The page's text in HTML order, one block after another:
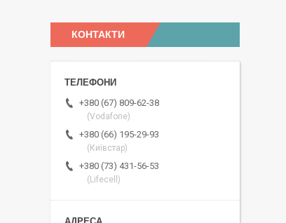
КОНТАКТИ
+380 (67) 809-62-38
(Vodafone)
+380 (66) 195-29-93
(Київстар)
+380 (73) 431-56-53
(Lifecell)